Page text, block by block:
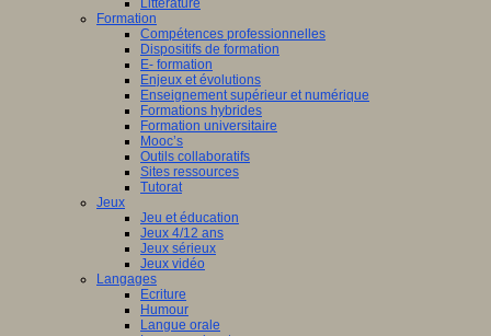
Littérature
Formation
Compétences professionnelles
Dispositifs de formation
E- formation
Enjeux et évolutions
Enseignement supérieur et numérique
Formations hybrides
Formation universitaire
Mooc’s
Outils collaboratifs
Sites ressources
Tutorat
Jeux
Jeu et éducation
Jeux 4/12 ans
Jeux sérieux
Jeux vidéo
Langages
Ecriture
Humour
Langue orale